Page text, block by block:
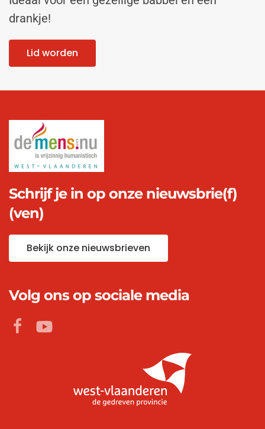
drankje!
Lid worden
Schrijf je in op onze nieuwsbrie(f)
(ven)
Bekijk onze nieuwsbrieven
Volg ons op sociale media